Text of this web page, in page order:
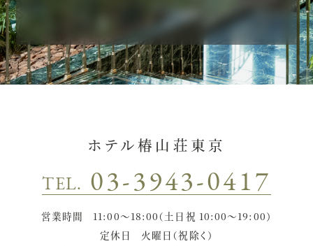
ホテル椿山荘東京
TEL. 03-3943-0417
営業時間
11:00〜18:00（土日祝 10:00〜19:00）
定休日
火曜日（祝除く）